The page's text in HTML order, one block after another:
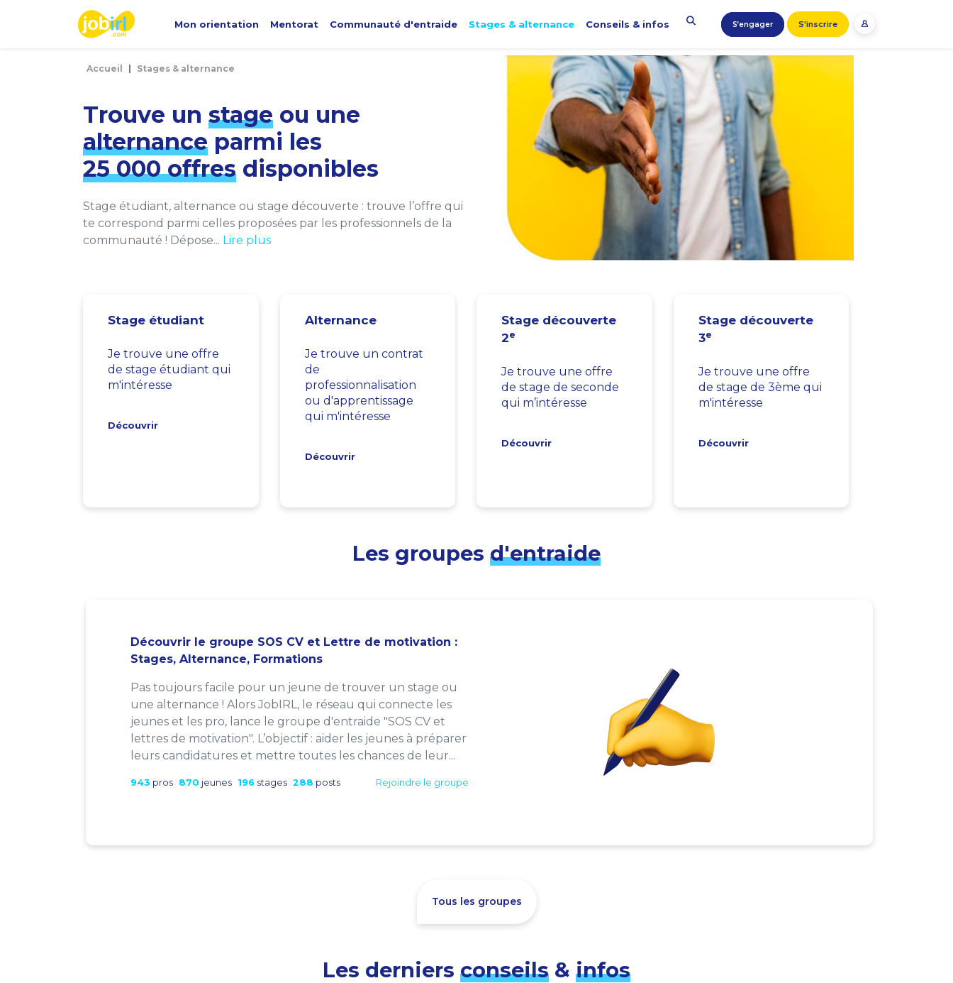
Mon orientation Mentorat Communauté d'entraide Stages & alternance Conseils & infos S’engager S'inscrire
Accueil Stages & alternance
Trouve un stage ou une
alternance parmi les
25 000 offres disponibles
Stage étudiant, alternance ou stage découverte : trouve l’offre qui
te correspond parmi celles proposées par les professionnels de la
communauté ! Dépose... Lire plus
Stage étudiant
Je trouve une offre
de stage étudiant qui
m'intéresse
Découvrir
Alternance
Je trouve un contrat
de
professionnalisation
ou d'apprentissage
qui m'intéresse
Découvrir
Stage découverte
2e
Je trouve une offre
de stage de seconde
qui m’intéresse
Découvrir
Stage découverte
3e
Je trouve une offre
de stage de 3ème qui
m'intéresse
Découvrir
Les groupes d'entraide
Découvrir le groupe SOS CV et Lettre de motivation :
Stages, Alternance, Formations
Pas toujours facile pour un jeune de trouver un stage ou
une alternance ! Alors JobIRL, le réseau qui connecte les
jeunes et les pro, lance le groupe d'entraide "SOS CV et
lettres de motivation". L’objectif : aider les jeunes à préparer
leurs candidatures et mettre toutes les chances de leur...
943 pros 870 jeunes 196 stages 288 posts Rejoindre le groupe
Tous les groupes
Les derniers conseils & infos
Panneau de gestion des cookies